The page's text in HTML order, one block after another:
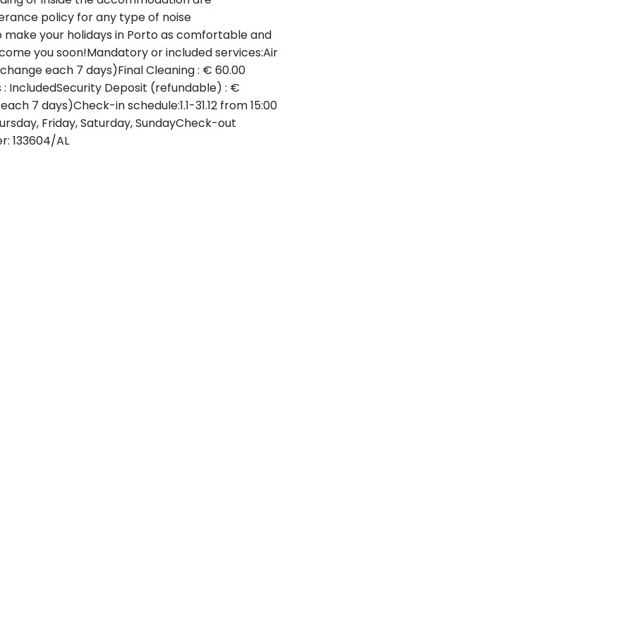
policy for any type of noise
your holidays in Porto as comfortable and
you soon!Mandatory or included services:Air
each 7 days)Final Cleaning : € 60.00
IncludedSecurity Deposit (refundable) : €
7 days)Check-in schedule:1.1-31.12 from 15:00
Friday, Saturday, SundayCheck-out
133604/AL